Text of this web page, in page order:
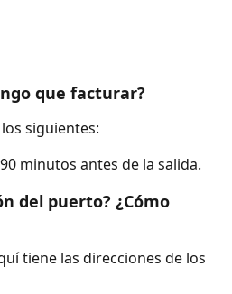
que facturar?
siguientes:
minutos antes de la salida.
del puerto? ¿Cómo
tiene las direcciones de los